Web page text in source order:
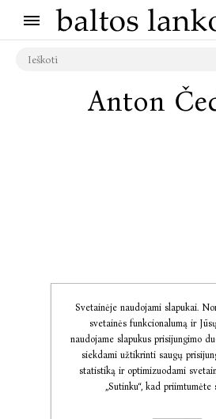
Anton
Svetainėje naudojami slapukai.
svetainės funkcionalumą ir
naudojame slapukus prisijungimo
siekdami užtikrinti saugų
statistiką ir optimizuodami
„Sutinku“, kad priimtumėte